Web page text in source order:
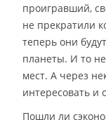
проигравший,
не прекратили
теперь они
планеты. И то
мест. А через
интересовать и
Пошли ли